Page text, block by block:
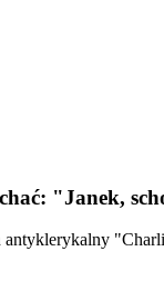
"Janek,